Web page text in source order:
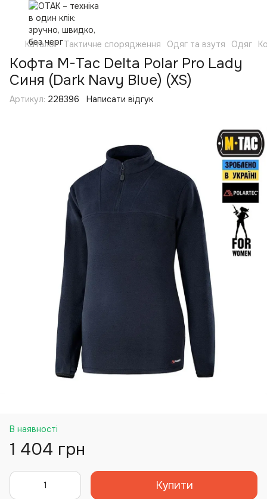
Каталог Тактичне спорядження Одяг та взутя Одяг
Кофта M-Tac Delta Polar Pro Lady
Синя (Dark Navy Blue) (XS)
Артикул: 228396 Написати відгук
В наявності
1 404 грн
Купити